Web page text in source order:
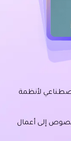
لأنظمة
إلى أعمال